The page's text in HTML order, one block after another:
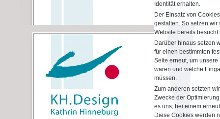
Identität erhalten.
Der Einsatz von
gestalten. So setzen
Website bereits
Darüber hinaus setzen
für einen bestimmten
Seite erneut, um
waren und welche
müssen.
Zum anderen setzten
Zwecke der
es uns, bei einem
Diese Cookies werden